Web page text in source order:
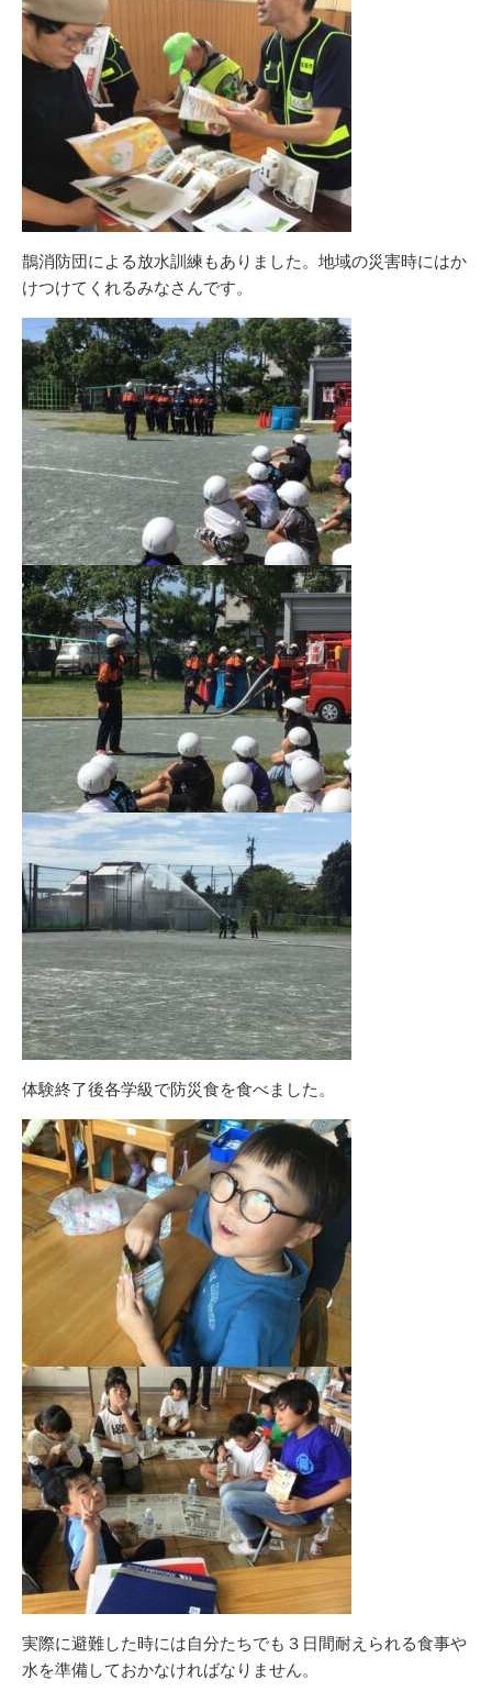
鵲消防団による放水訓練もありました。地域の災害時にはか
けつけてくれるみなさんです。
体験終了後各学級で防災食を食べました。
実際に避難した時には自分たちでも３日間耐えられる食事や
水を準備しておかなければなりません。